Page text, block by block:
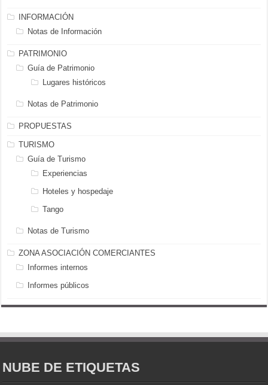
INFORMACIÓN
Notas de Información
PATRIMONIO
Guía de Patrimonio
Lugares históricos
Notas de Patrimonio
PROPUESTAS
TURISMO
Guía de Turismo
Experiencias
Hoteles y hospedaje
Tango
Notas de Turismo
ZONA ASOCIACIÓN COMERCIANTES
Informes internos
Informes públicos
NUBE DE ETIQUETAS